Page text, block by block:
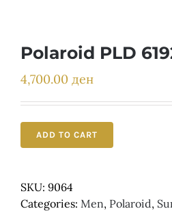
Polaroid PLD
4,700.00 ден
ADD TO CART
SKU: 9064
Categories: Men, Polaroid,